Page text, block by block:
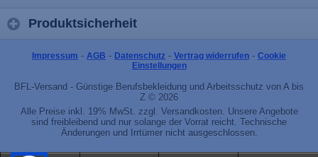
Produktsicherheit
Impressum - AGB - Datenschutz - Vertrag widerrufen - Cookie
Einstellungen
BFL-Versand - Günstige Berufsbekleidung und Arbeitsschutz von A bis
Z © 2026
Alle Preise inkl. 19% MwSt. zzgl. Versandkosten. Unsere Angebote
sind freibleibend und nur solange der Vorrat reicht. Technische
Änderungen und Irrtümer nicht ausgeschlossen.